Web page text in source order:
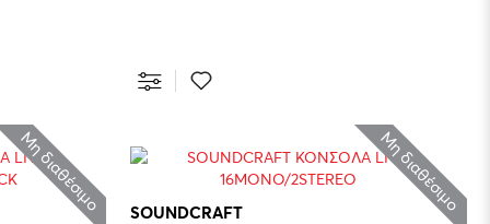
Μη διαθέσιμο Μη διαθέσιμο
SOUNDCRAFT